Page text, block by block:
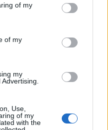
of my
of my
my
Use,
of my
with the